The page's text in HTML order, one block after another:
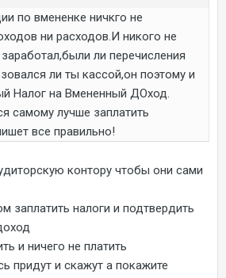
по вмененке ничкго не
ни расходов.И никого не
ли перечисления
ли ты кассой,он поэтому и
Налог на Вмененный ДОход.
самому лучше заплатить
все правильно!
контору чтобы они сами
заплатить налоги и подтвердить
и ничего не платить
придут и скажут а покажите